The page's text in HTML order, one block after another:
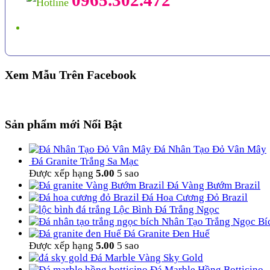
Xem Mẫu Trên Facebook
Sản phẩm mới Nổi Bật
Đá Nhân Tạo Đỏ Vân Mây
Đá Granite Trắng Sa Mạc
Được xếp hạng 5.00 5 sao
Đá Vàng Bướm Brazil
Đá Hoa Cương Đỏ Brazil
Lộc Bình Đá Trắng Ngọc
Nhân Tạo Trắng Ngọc
Đá Granite Đen Huế
Được xếp hạng 5.00 5 sao
Đá Marble Vàng Sky Gold